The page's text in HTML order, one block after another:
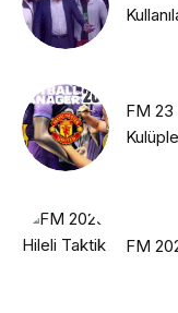
FM 23
FM